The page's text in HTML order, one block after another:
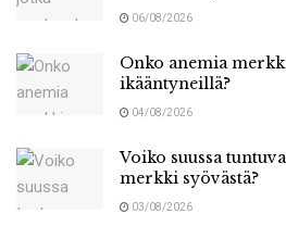
06/08/2026
Onko anemia
ikääntyneillä?
04/08/2026
Voiko suussa
merkki syövästä?
03/08/2026